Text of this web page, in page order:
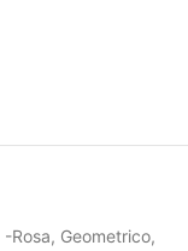
-Rosa, Geometrico,